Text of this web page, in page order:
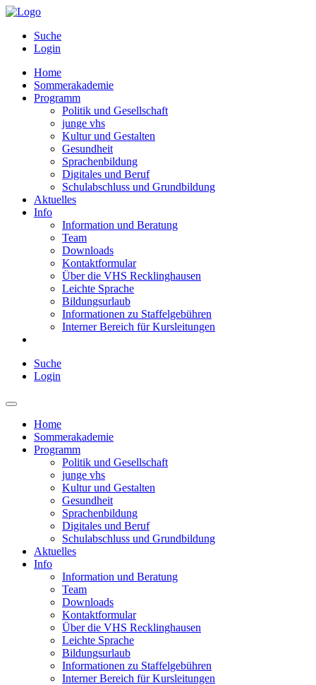
Suche
Login
Home
Sommerakademie
Programm
Politik und Gesellschaft
junge vhs
Kultur und Gestalten
Gesundheit
Sprachenbildung
Digitales und Beruf
Schulabschluss und Grundbildung
Aktuelles
Info
Information und Beratung
Team
Downloads
Kontaktformular
Über die VHS Recklinghausen
Leichte Sprache
Bildungsurlaub
Informationen zu Staffelgebühren
Interner Bereich für Kursleitungen
Suche
Login
Home
Sommerakademie
Programm
Politik und Gesellschaft
junge vhs
Kultur und Gestalten
Gesundheit
Sprachenbildung
Digitales und Beruf
Schulabschluss und Grundbildung
Aktuelles
Info
Information und Beratung
Team
Downloads
Kontaktformular
Über die VHS Recklinghausen
Leichte Sprache
Bildungsurlaub
Informationen zu Staffelgebühren
Interner Bereich für Kursleitungen